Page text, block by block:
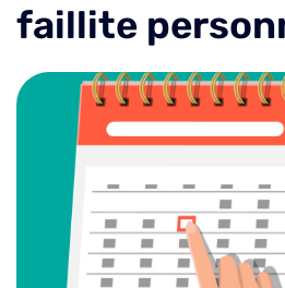
faillite